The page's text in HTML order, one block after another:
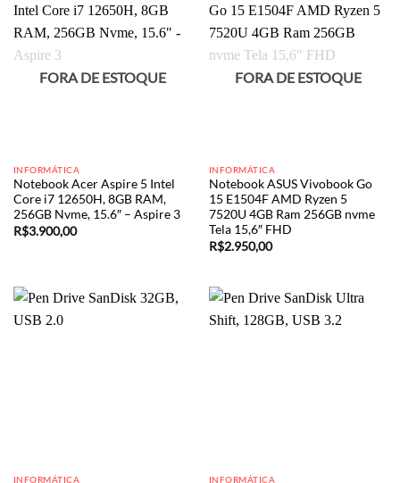
FORA DE ESTOQUE
INFORMÁTICA
Notebook Acer Aspire 5 Intel
Core i7 12650H, 8GB RAM,
256GB Nvme, 15.6″ – Aspire 3
R$3.900,00
FORA DE ESTOQUE
INFORMÁTICA
Notebook ASUS Vivobook Go
15 E1504F AMD Ryzen 5
7520U 4GB Ram 256GB nvme
Tela 15,6″ FHD
R$2.950,00
INFORMÁTICA INFORMÁTICA